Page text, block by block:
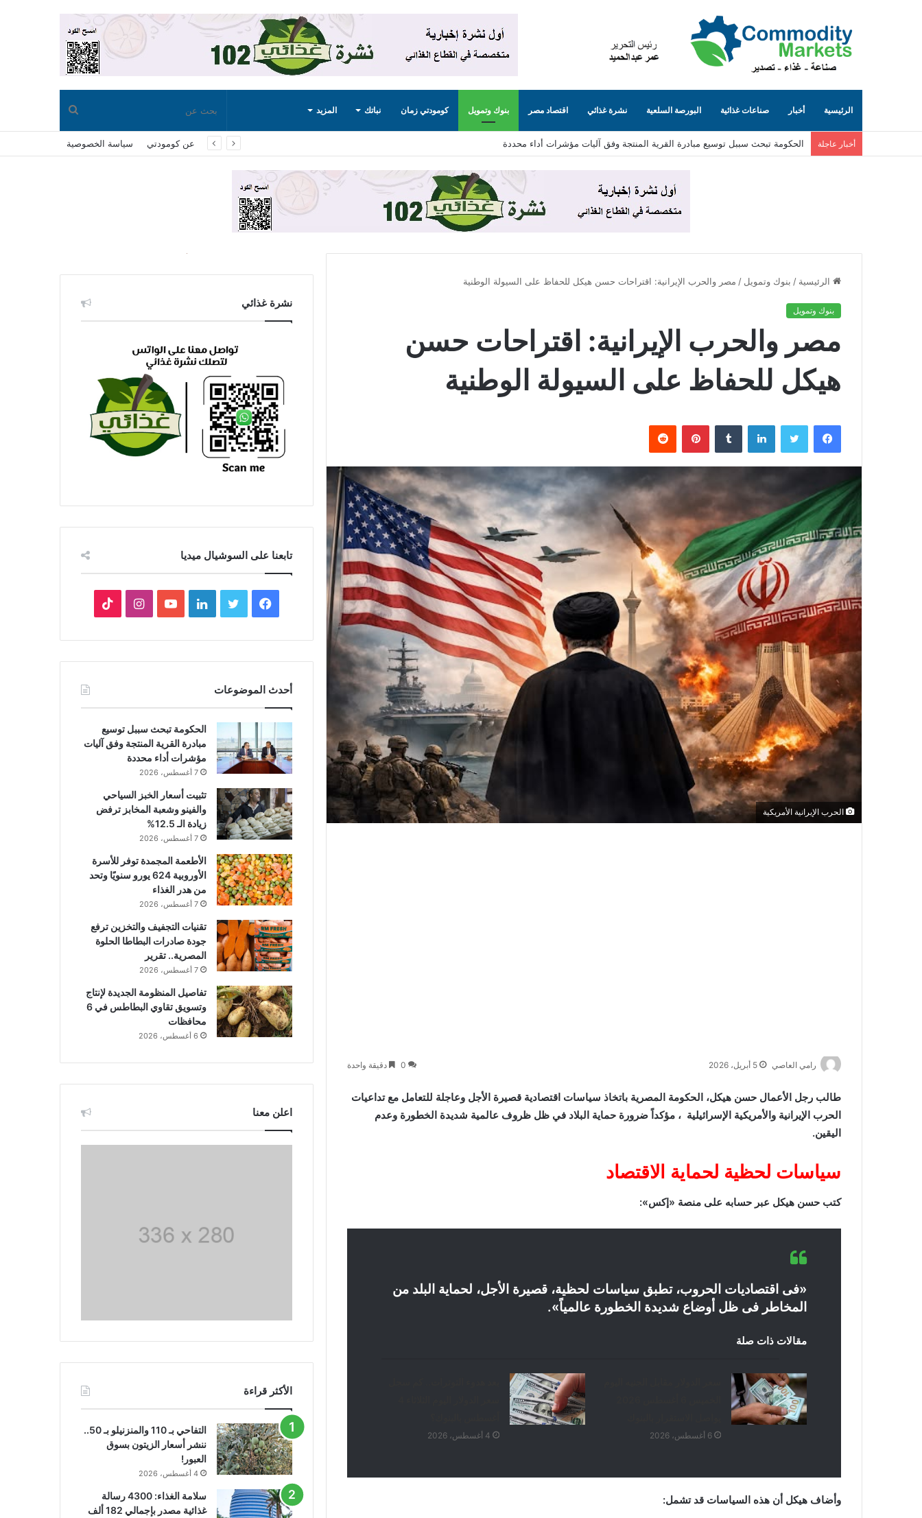
الرئيسية أخبار صناعات غذائية البورصة السلعية نشرة غذائي اقتصاد مصر بنوك وتمويل كومودتي زمان نباتك المزيد بحث
عن
أخبار عاجلة تثبيت أسعار الخبز السياحي والفينو وشعبة المخابز ترفض زيادة الـ 12.5% عن كومودتي سياسة الخصوصية
الرئيسية / بنوك وتمويل / مصر والحرب الإيرانية: اقتراحات حسن هيكل للحفاظ على السيولة الوطنية
بنوك وتمويل
مصر والحرب الإيرانية: اقتراحات حسن
هيكل للحفاظ على السيولة الوطنية
فيسبوك تويتر لينكدإن بينتيريست
الحرب الإيرانية الأمريكية
رامي العاصي 5 أبريل، 2026 0 دقيقة واحدة
طالب رجل الأعمال حسن هيكل، الحكومة المصرية باتخاذ سياسات اقتصادية قصيرة الأجل وعاجلة للتعامل مع تداعيات
الحرب الإيرانية والأمريكية الإسرائيلية ، مؤكداً ضرورة حماية البلاد في ظل ظروف عالمية شديدة الخطورة وعدم
اليقين.
سياسات لحظية لحماية الاقتصاد
كتب حسن هيكل عبر حسابه على منصة «إكس»:
«فى اقتصاديات الحروب، تطبق سياسات لحظية، قصيرة الأجل، لحماية البلد من
المخاطر فى ظل أوضاع شديدة الخطورة عالمياً».
مقالات ذات صلة
6 أغسطس، 2026 4 أغسطس، 2026
وأضاف هيكل أن هذه السياسات قد تشمل:
نشرة غذائي
تابعنا على السوشيال ميديا
فيسبوكتويتر لينكدإنيوتيوبانستقرام
أحدث الموضوعات
الحكومة تبحث سببل توسيع
مبادرة القرية المنتجة وفق آليات
مؤشرات أداء محددة
7 أغسطس، 2026
تثبيت أسعار الخبز السياحي
والفينو وشعبة المخابز ترفض
زيادة الـ 12.5%
7 أغسطس، 2026
الأطعمة المجمدة توفر للأسرة
الأوروبية 624 يورو سنويًا وتحد
من هدر الغذاء
7 أغسطس، 2026
تقنيات التجفيف والتخزين ترفع
جودة صادرات البطاطا الحلوة
المصرية.. تقرير
7 أغسطس، 2026
تفاصيل المنظومة الجديدة لإنتاج
وتسويق تقاوي البطاطس في 6
محافظات
6 أغسطس، 2026
اعلن معنا
الأكثر قراءة
التفاحي بـ 110 والمنزنيلو بـ 50..
ننشر أسعار الزيتون بسوق
العبور!
4 أغسطس، 2026
سلامة الغذاء: 4300 رسالة
غذائية مصدر بإجمالي 182 ألف